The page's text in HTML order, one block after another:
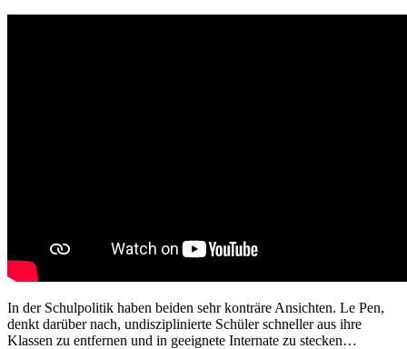
In der Schulpolitik haben beiden sehr konträre Ansichten. Le Pen,
denkt darüber nach, undisziplinierte Schüler schneller aus ihre
Klassen zu entfernen und in geeignete Internate zu stecken…